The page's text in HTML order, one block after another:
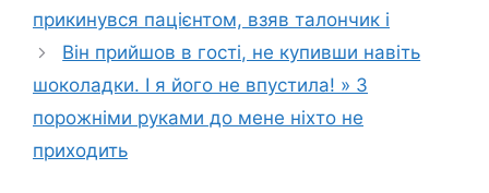
прикинувся пацієнтом, взяв талончик і
Він прийшов в гості, не купивши навіть
шоколадки. І я його не впустила! » З
порожніми руками до мене ніхто не
приходить